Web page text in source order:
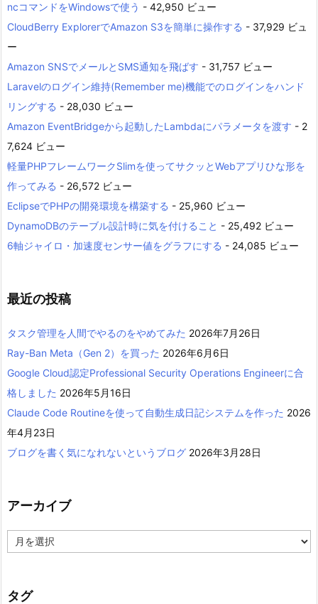
ncコマンドをWindowsで使う - 42,950 ビュー
CloudBerry ExplorerでAmazon S3を簡単に操作する - 37,929 ビュ
ー
Amazon SNSでメールとSMS通知を飛ばす - 31,757 ビュー
Laravelのログイン維持(Remember me)機能でのログインをハンド
リングする - 28,030 ビュー
Amazon EventBridgeから起動したLambdaにパラメータを渡す - 2
7,624 ビュー
軽量PHPフレームワークSlimを使ってサクッとWebアプリひな形を
作ってみる - 26,572 ビュー
EclipseでPHPの開発環境を構築する - 25,960 ビュー
DynamoDBのテーブル設計時に気を付けること - 25,492 ビュー
6軸ジャイロ・加速度センサー値をグラフにする - 24,085 ビュー
最近の投稿
タスク管理を人間でやるのをやめてみた 2026年7月26日
Ray-Ban Meta（Gen 2）を買った 2026年6月6日
Google Cloud認定Professional Security Operations Engineerに合
格しました 2026年5月16日
Claude Code Routineを使って自動生成日記システムを作った 2026
年4月23日
ブログを書く気になれないというブログ 2026年3月28日
アーカイブ
ー
ブ
タグ